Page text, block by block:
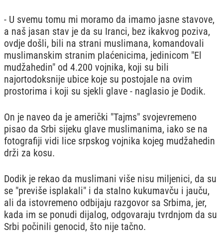
- U svemu tomu mi moramo da imamo jasne stavove,
a naš jasan stav je da su Iranci, bez ikakvog poziva,
ovdje došli, bili na strani muslimana, komandovali
muslimanskim stranim plaćenicima, jedinicom "El
mudžahedin" od 4.200 vojnika, koji su bili
najortodoksnije ubice koje su postojale na ovim
prostorima i koji su sjekli glave - naglasio je Dodik.
On je naveo da je američki "Tajms" svojevremeno
pisao da Srbi sijeku glave muslimanima, iako se na
fotografiji vidi lice srpskog vojnika kojeg mudžahedin
drži za kosu.
Dodik je rekao da muslimani više nisu miljenici, da su
se "previše isplakali" i da stalno kukumavču i jauču,
ali da istovremeno odbijaju razgovor sa Srbima, jer,
kada im se ponudi dijalog, odgovaraju tvrdnjom da su
Srbi počinili genocid, što nije tačno.